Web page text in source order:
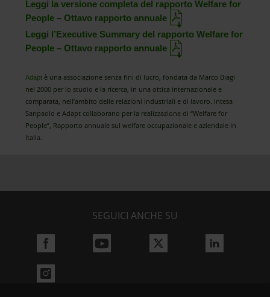
Leggi la versione completa del rapporto Welfare for
People – Ottavo rapporto annuale
Leggi l’Executive Summary del rapporto Welfare for
People – Ottavo rapporto annuale
Adapt è una associazione senza fini di lucro, fondata da Marco Biagi
nel 2000 per lo studio e la ricerca, in una ottica internazionale e
comparata, nell’ambito delle relazioni industriali e di lavoro. Intesa
Sanpaolo e Adapt collaborano per la realizzazione di “Welfare for
People”, Rapporto annuale sul welfare occupazionale e aziendale in
Italia.
SEGUICI ANCHE SU